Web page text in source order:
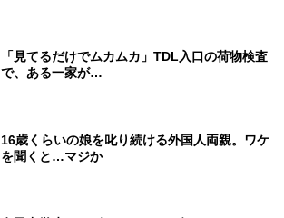
「見てるだけでムカムカ」TDL入口の荷物検査
で、ある一家が…
16歳くらいの娘を叱り続ける外国人両親。ワケ
を聞くと…マジか